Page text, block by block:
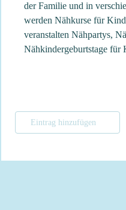
der Familie und in
werden Nähkurse für
veranstalten Nähpartys,
Nähkindergeburtstage für
Eintrag hinzufügen